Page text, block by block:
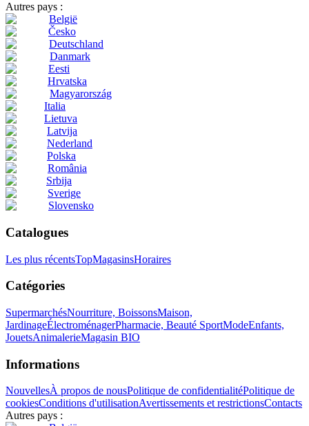
Autres pays :
België
Česko
Deutschland
Danmark
Eesti
Hrvatska
Magyarország
Italia
Lietuva
Latvija
Nederland
Polska
România
Srbija
Sverige
Slovensko
Catalogues
Les plus récentsTopMagasinsHoraires
Catégories
SupermarchésNourriture, BoissonsMaison,
JardinageÉlectroménagerPharmacie, Beauté SportModeEnfants,
JouetsAnimalerieMagasin BIO
Informations
NouvellesÀ propos de nousPolitique de confidentialitéPolitique de
cookiesConditions d'utilisationAvertissements et restrictionsContacts
Autres pays :